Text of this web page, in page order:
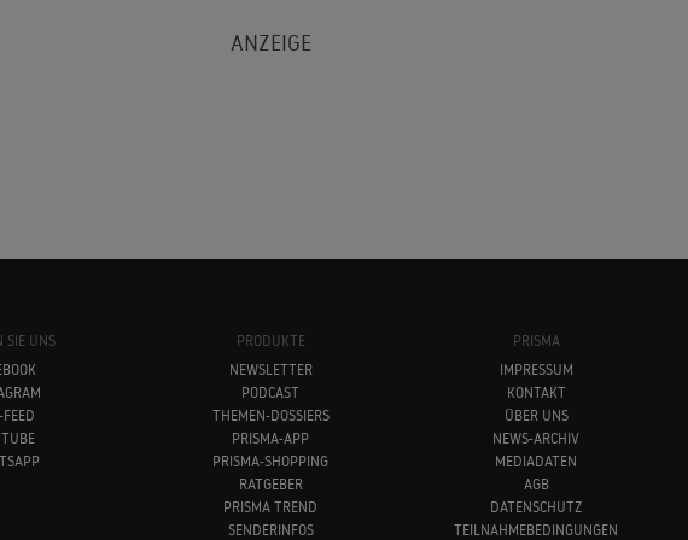
SIE UNS
FEED
PRODUKTE
NEWSLETTER
PODCAST
THEMEN-DOSSIERS
PRISMA-APP
PRISMA-SHOPPING
RATGEBER
PRISMA TREND
SENDERINFOS
PRISMA
IMPRESSUM
KONTAKT
ÜBER UNS
NEWS-ARCHIV
MEDIADATEN
AGB
DATENSCHUTZ
TEILNAHMEBEDINGUNGEN